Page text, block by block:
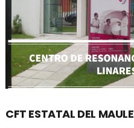
CFT ESTATAL DEL MAULE